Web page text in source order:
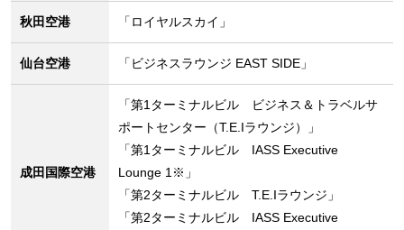
秋田空港 「ロイヤルスカイ」
仙台空港 「ビジネスラウンジ EAST SIDE」
成田国際空港
「第1ターミナルビル ビジネス＆トラベルサ
ポートセンター（T.E.Iラウンジ）」
「第1ターミナルビル IASS Executive
Lounge 1※」
「第2ターミナルビル T.E.Iラウンジ」
「第2ターミナルビル IASS Executive